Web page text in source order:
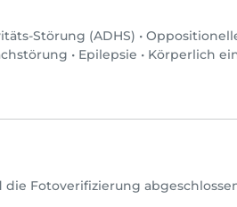
Störung (ADHS) •
• Epilepsie • Körperlich
Fotoverifizierung